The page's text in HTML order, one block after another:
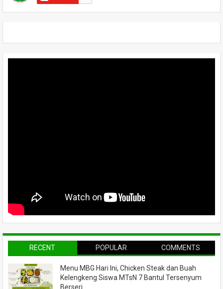
RECENT POPULAR COMMENTS
Menu MBG Hari Ini, Chicken Steak dan Buah
Kelengkeng Siswa MTsN 7 Bantul Tersenyum
Berseri